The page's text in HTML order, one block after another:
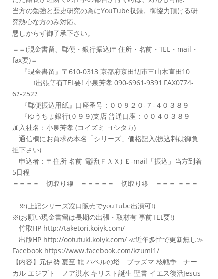
当方の勉強と歴史研究の為にYouTube収録。御協力頂ける研
究熱心な方のみ対応。
悪しからず御了承下さい。
＝＝(現金書留、郵便・銀行振込)〒住所・名前・TEL・mail・
fax要)＝
『現金書留』〒610-0313 京都府京田辺市三山木直田10
↑出張等有TEL要! 小泉芳孝 090-6961-9391 FAX0774-
62-2522
『郵便振込用紙』口座番号：００９２０-７-４０３８９
『ゆうちょ銀行(０９９)支店 普通口座：００４０３８９
加入社名：小泉芳孝 (コイズミ ヨシタカ)
通信欄にお買求め本名「シリーズ」価格記入(振込料は御負
担下さい)
申込者：〒住所 名前 電話(ＦＡＸ) Ｅ-mail「振込」当方到着
5日程
＝＝＝＝ 切取り線 ＝＝＝＝＝ 切取り線 ＝＝＝ ＝＝＝
※(上記シリーズ窓口販売でyouTube出演可!)
※(お願い現金書留は長期の出張・取材有 事前TEL要!)
竹取HP http://taketori.koiyk.com/
出版HP http://ootutuki.koiyk.com/ ≪近年多忙で更新無し≫
Facebook https://www.facebook.com/kzumi1/
【内容】元伊勢 夏至 龍 バベルの塔 プラズマ 核戦争 ナー
カル エジプト ノア洪水 キリスト誕生 聖書 イエス復活Jesus